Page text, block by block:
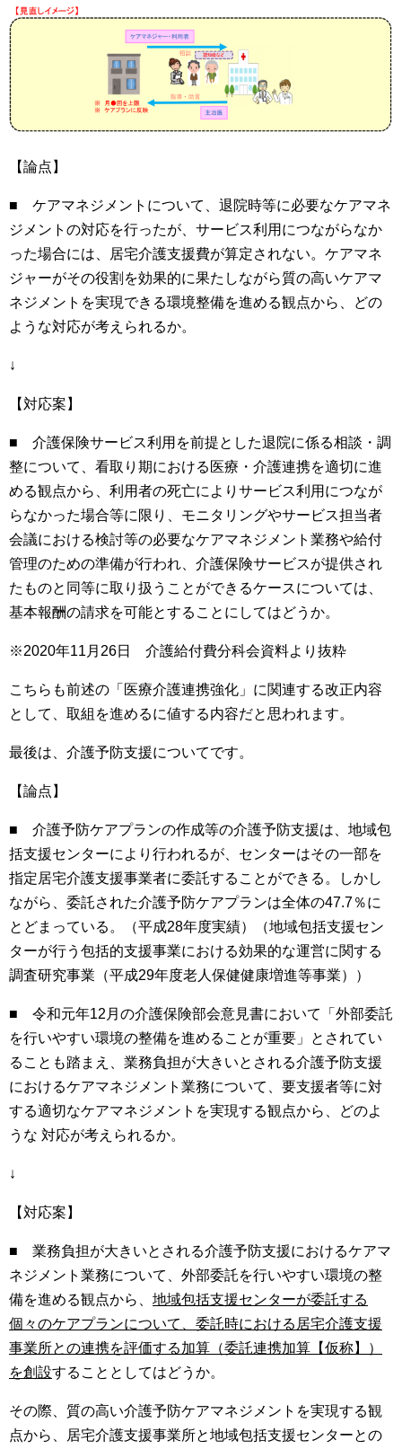
【論点】
■ ケアマネジメントについて、退院時等に必要なケアマネ
ジメントの対応を行ったが、サービス利用につながらなか
った場合には、居宅介護支援費が算定されない。ケアマネ
ジャーがその役割を効果的に果たしながら質の高いケアマ
ネジメントを実現できる環境整備を進める観点から、どの
ような対応が考えられるか。
↓
【対応案】
■ 介護保険サービス利用を前提とした退院に係る相談・調
整について、看取り期における医療・介護連携を適切に進
める観点から、利用者の死亡によりサービス利用につなが
らなかった場合等に限り、モニタリングやサービス担当者
会議における検討等の必要なケアマネジメント業務や給付
管理のための準備が行われ、介護保険サービスが提供され
たものと同等に取り扱うことができるケースについては、
基本報酬の請求を可能とすることにしてはどうか。
※2020年11月26日 介護給付費分科会資料より抜粋
こちらも前述の「医療介護連携強化」に関連する改正内容
として、取組を進めるに値する内容だと思われます。
最後は、介護予防支援についてです。
【論点】
■ 介護予防ケアプランの作成等の介護予防支援は、地域包
括支援センターにより行われるが、センターはその一部を
指定居宅介護支援事業者に委託することができる。しかし
ながら、委託された介護予防ケアプランは全体の47.7％に
とどまっている。（平成28年度実績）（地域包括支援セン
ターが行う包括的支援事業における効果的な運営に関する
調査研究事業（平成29年度老人保健健康増進等事業））
■ 令和元年12 月の介護保険部会意見書において「外部委託
を行いやすい環境の整備を進めることが重要」とされてい
ることも踏まえ、業務負担が大きいとされる介護予防支援
におけるケアマネジメント業務について、要支援者等に対
する適切なケアマネジメントを実現する観点から、どのよ
うな 対応が考えられるか。
↓
【対応案】
■ 業務負担が大きいとされる介護予防支援におけるケアマ
ネジメント業務について、外部委託を行いやすい環境の整
備を進める観点から、 地域包括支援センターが委託する
個々のケアプランについて、委託時における居宅介護支援
事業所との連携を評価する加算（委託連携加算【仮称】）
を創設することとしてはどうか。
その際、質の高い介護予防ケアマネジメントを実現する観
点から、居宅介護支援事業所と地域包括支援センターとの